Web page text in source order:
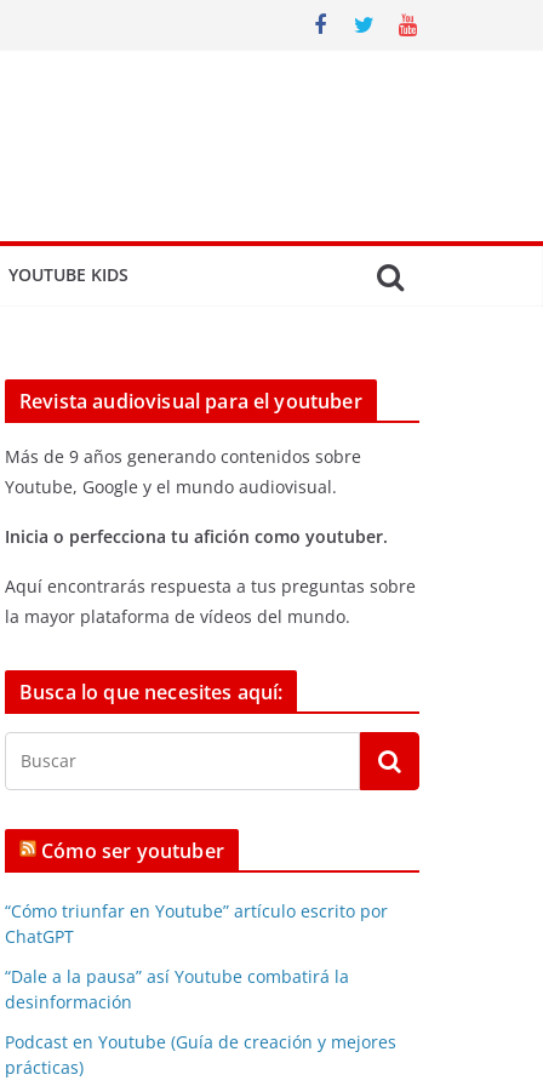
YOUTUBE KIDS
Revista audiovisual para el youtuber
Más de 9 años generando contenidos sobre
Youtube, Google y el mundo audiovisual.
Inicia o perfecciona tu afición como youtuber.
Aquí encontrarás respuesta a tus preguntas sobre
la mayor plataforma de vídeos del mundo.
Busca lo que necesites aquí:
Cómo ser youtuber
“Cómo triunfar en Youtube” artículo escrito por
ChatGPT
“Dale a la pausa” así Youtube combatirá la
desinformación
Podcast en Youtube (Guía de creación y mejores
prácticas)